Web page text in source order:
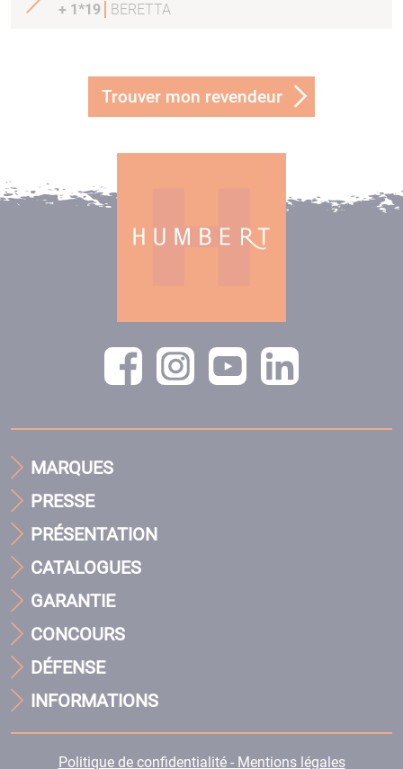
+ 1*19
BERETTA
Trouver mon revendeur
MARQUES
PRESSE
PRÉSENTATION
CATALOGUES
GARANTIE
CONCOURS
DÉFENSE
INFORMATIONS
Politique de confidentialité - Mentions légales